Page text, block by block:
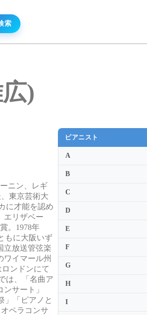
)
ニン、レギ
東京芸術大
に才能を認め
エリザベー
。1978年
もに大阪いず
立放送管弦楽
ワイマール州
ンドンにて
は、「名曲ア
サート」
」「ピアノと
ペラコンサ
ピアニスト
A
B
C
D
E
F
G
H
I